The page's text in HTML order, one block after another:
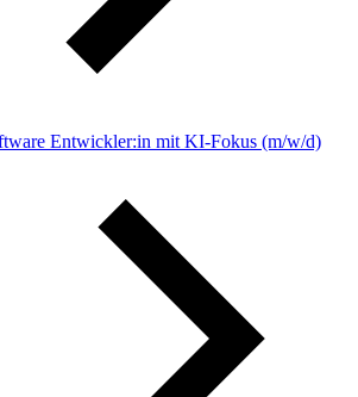
Entwickler:in mit KI-Fokus (m/w/d)